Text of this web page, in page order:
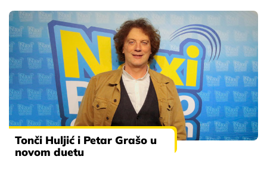
Tonči Huljić i Petar Grašo u
novom duetu